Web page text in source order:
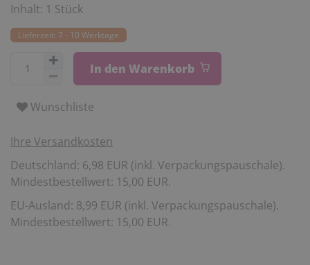
Inhalt: 1 Stück
Lieferzeit: 7 - 10 Werktage
In den Warenkorb
Wunschliste
Ihre Versandkosten
Deutschland: 6,98 EUR (inkl. Verpackungspauschale).
Mindestbestellwert: 15,00 EUR.
EU-Ausland: 8,99 EUR (inkl. Verpackungspauschale).
Mindestbestellwert: 15,00 EUR.